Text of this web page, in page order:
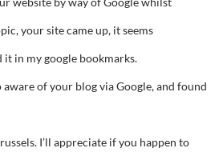
your site came up, it seems
it in my google bookmarks.
of your blog via Google, and found
I’ll appreciate if you happen to